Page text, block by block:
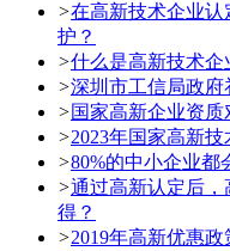
>在高新技术企业
护？
>什么是高新技术企
>深圳市工信局政府
>国家高新企业资
>2023年国家高新
>80%的中小企业都
>通过高新认定后
得？
>2019年高新优惠